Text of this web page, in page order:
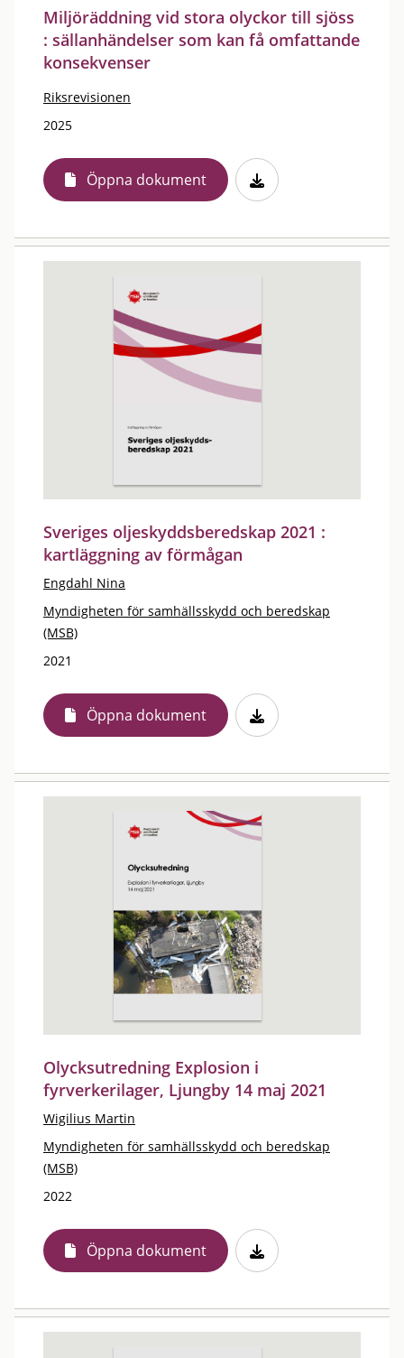
Miljöräddning vid stora olyckor till sjöss
: sällanhändelser som kan få omfattande
konsekvenser
Riksrevisionen
2025
Öppna dokument
Sveriges oljeskyddsberedskap 2021 :
kartläggning av förmågan
Engdahl Nina
Myndigheten för samhällsskydd och beredskap
(MSB)
2021
Öppna dokument
Olycksutredning Explosion i
fyrverkerilager, Ljungby 14 maj 2021
Wigilius Martin
Myndigheten för samhällsskydd och beredskap
(MSB)
2022
Öppna dokument